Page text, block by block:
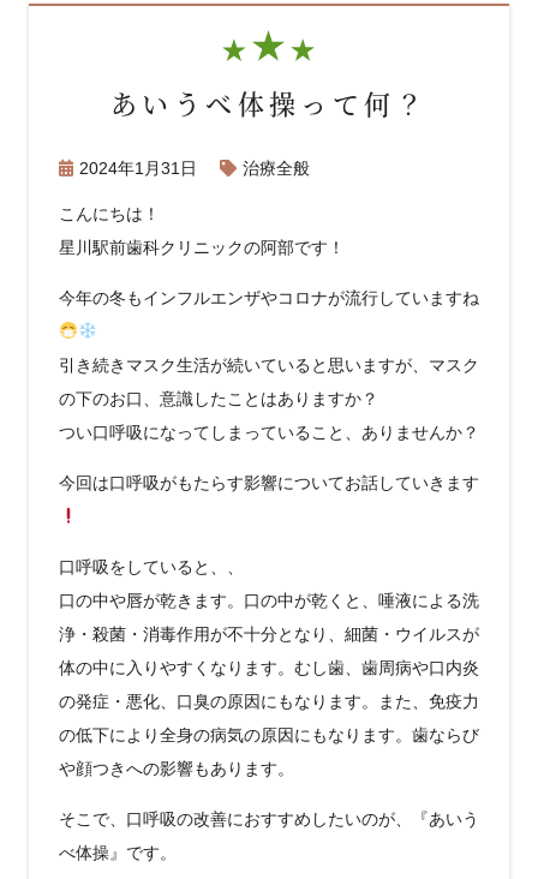
あいうべ体操って何？
2024年1月31日 治療全般
こんにちは！
星川駅前歯科クリニックの阿部です！
今年の冬もインフルエンザやコロナが流行していますね
引き続きマスク生活が続いていると思いますが、マスク
の下のお口、意識したことはありますか？
つい口呼吸になってしまっていること、ありませんか？
今回は口呼吸がもたらす影響についてお話していきます
口呼吸をしていると、、
口の中や唇が乾きます。口の中が乾くと、唾液による洗
浄・殺菌・消毒作用が不十分となり、細菌・ウイルスが
体の中に入りやすくなります。むし歯、歯周病や口内炎
の発症・悪化、口臭の原因にもなります。また、免疫力
の低下により全身の病気の原因にもなります。歯ならび
や顔つきへの影響もあります。
そこで、口呼吸の改善におすすめしたいのが、『あいう
べ体操』です。